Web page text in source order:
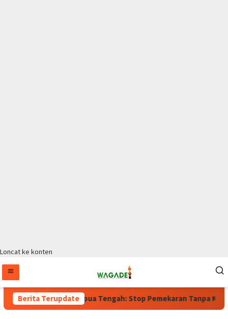
Loncat ke konten
Berita Terupdate
Wagub Papua Tengah: Stop Pemekaran Tanpa Kajian dari